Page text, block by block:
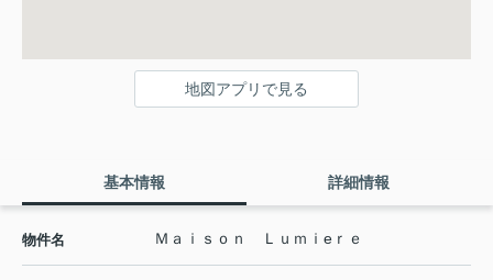
地図アプリで見る
基本情報 詳細情報
物件名 Ｍａｉｓｏｎ Ｌｕｍｉeｒｅ